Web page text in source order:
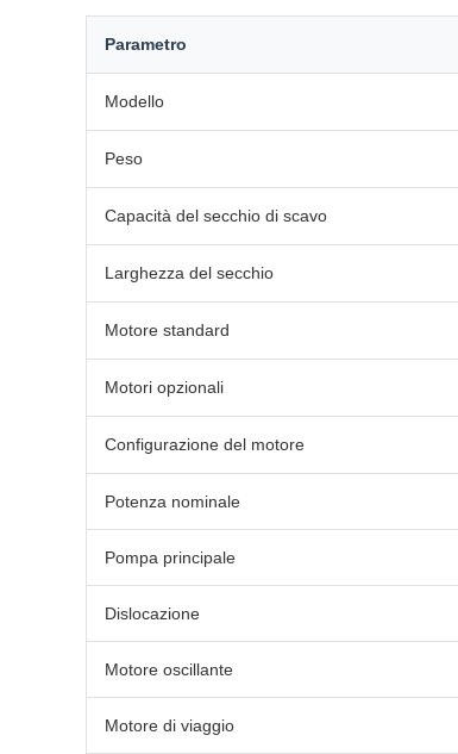
Parametro
Modello
Peso
Capacità del secchio di scavo
Larghezza del secchio
Motore standard
Motori opzionali
Configurazione del motore
Potenza nominale
Pompa principale
Dislocazione
Motore oscillante
Motore di viaggio